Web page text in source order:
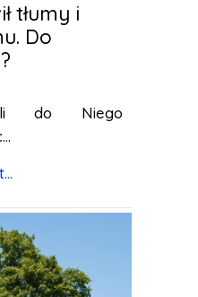
tłumy i
Do
do Niego